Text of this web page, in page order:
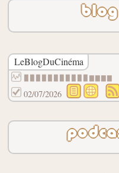
blog
LeBlogDuCinéma
▉▉▉▉▉▉▉▉▉▉▉▇▇▇▇
02/07/2026